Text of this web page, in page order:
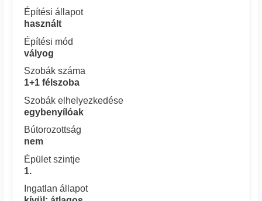
Építési állapot
használt
Építési mód
vályog
Szobák száma
1+1 félszoba
Szobák elhelyezkedése
egybenyílóak
Bútorozottság
nem
Épület szintje
1.
Ingatlan állapot